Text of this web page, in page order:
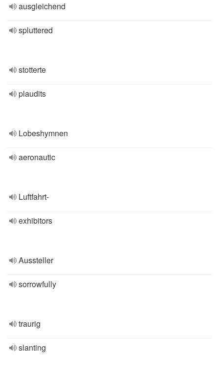
ausgleichend
spluttered
stotterte
plaudits
Lobeshymnen
aeronautic
Luftfahrt-
exhibitors
Aussteller
sorrowfully
traurig
slanting